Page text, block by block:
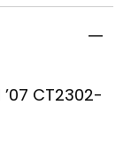
CT2302-